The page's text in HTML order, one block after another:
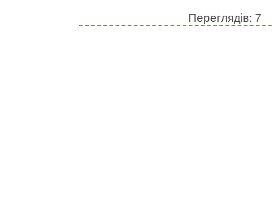
Переглядів: 7